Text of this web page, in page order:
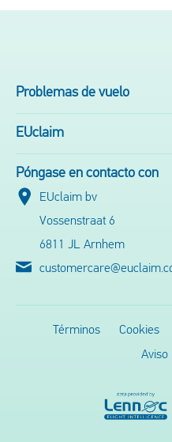
Problemas de vuelo
EUclaim
Póngase en contacto con
EUclaim bv
Vossenstraat 6
6811 JL Arnhem
Términos Cookies
Aviso